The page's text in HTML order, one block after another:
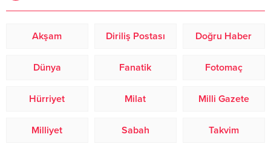
Akşam Diriliş Postası Doğru Haber
Dünya Fanatik Fotomaç
Hürriyet Milat Milli Gazete
Milliyet Sabah Takvim